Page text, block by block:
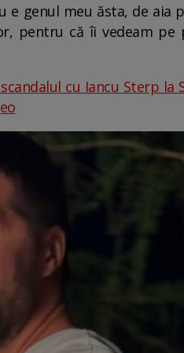
genul meu ăsta, de aia
pentru că îi vedeam pe
cu Iancu Sterp la